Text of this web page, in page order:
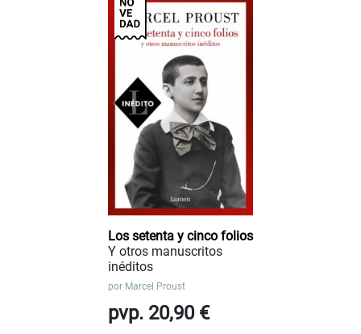
Los setenta y cinco folios
Y otros manuscritos
inéditos
por Marcel Proust
pvp. 20,90 €